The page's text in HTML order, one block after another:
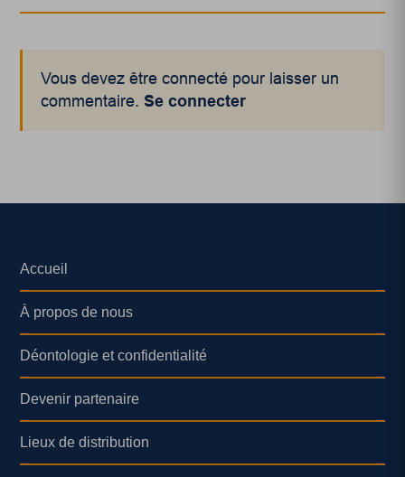
Vous devez être connecté pour laisser un
commentaire.Se connecter
Accueil
À propos de nous
Déontologie et confidentialité
Devenir partenaire
Lieux de distribution